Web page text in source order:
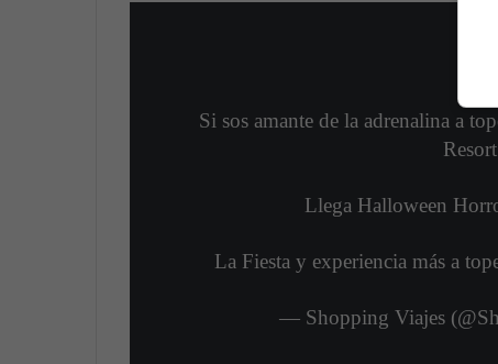
Si sos amante de la adrenalina a
Resort
Llega Halloween
La Fiesta y experiencia más a
— Shopping Viajes